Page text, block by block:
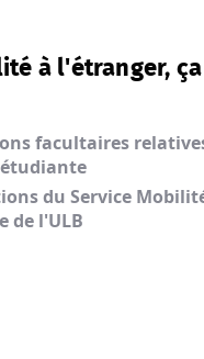
à l'étranger,
facultaires
du Service
de l'ULB